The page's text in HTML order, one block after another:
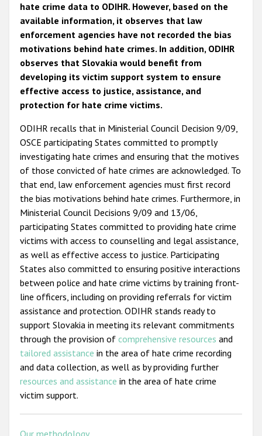
hate crime data to ODIHR. However, based on the
available information, it observes that law
enforcement agencies have not recorded the bias
motivations behind hate crimes. In addition, ODIHR
observes that Slovakia would benefit from
developing its victim support system to ensure
effective access to justice, assistance, and
protection for hate crime victims.
ODIHR recalls that in Ministerial Council Decision 9/09,
OSCE participating States committed to promptly
investigating hate crimes and ensuring that the motives
of those convicted of hate crimes are acknowledged. To
that end, law enforcement agencies must first record
the bias motivations behind hate crimes. Furthermore, in
Ministerial Council Decisions 9/09 and 13/06,
participating States committed to providing hate crime
victims with access to counselling and legal assistance,
as well as effective access to justice. Participating
States also committed to ensuring positive interactions
between police and hate crime victims by training front-
line officers, including on providing referrals for victim
assistance and protection. ODIHR stands ready to
support Slovakia in meeting its relevant commitments
through the provision of comprehensive resources and
tailored assistance in the area of hate crime recording
and data collection, as well as by providing further
resources and assistance in the area of hate crime
victim support.
Our methodology